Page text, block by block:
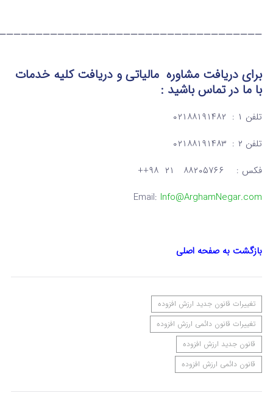
برای دریافت مشاوره مالیاتی و دریافت کلیه خدمات
با ما در تماسباشید :
تلفن ۱ : ۰۲۱۸۸۱۹۱۴۸۲
تلفن ۲ : ۰۲۱۸۸۱۹۱۴۸۳
فکس : ۸۸۲۰۵۷۶۶ ۲۱ ۹۸++
Email: Info@ArghamNegar.com
بازگشت به صفحه اصلی
تغییرات قانون جدید ارزش افزوده
تغییرات قانون دائمی ارزش افزوده
قانون جدید ارزش افزوده
قانون دائمی ارزش افزوده